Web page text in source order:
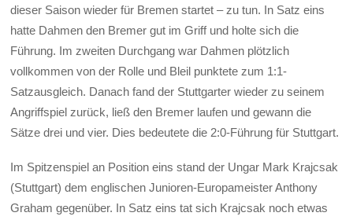
dieser Saison wieder für Bremen startet – zu tun. In Satz eins
hatte Dahmen den Bremer gut im Griff und holte sich die
Führung. Im zweiten Durchgang war Dahmen plötzlich
vollkommen von der Rolle und Bleil punktete zum 1:1-
Satzausgleich. Danach fand der Stuttgarter wieder zu seinem
Angriffspiel zurück, ließ den Bremer laufen und gewann die
Sätze drei und vier. Dies bedeutete die 2:0-Führung für Stuttgart.
Im Spitzenspiel an Position eins stand der Ungar Mark Krajcsak
(Stuttgart) dem englischen Junioren-Europameister Anthony
Graham gegenüber. In Satz eins tat sich Krajcsak noch etwas